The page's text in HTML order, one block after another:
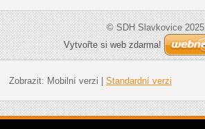
© SDH Slavkovice 2025
Vytvořte si web zdarma!
Zobrazit: Mobilní verzi Standardní verzi